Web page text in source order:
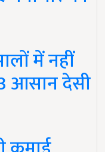
में नहीं
आसान देसी